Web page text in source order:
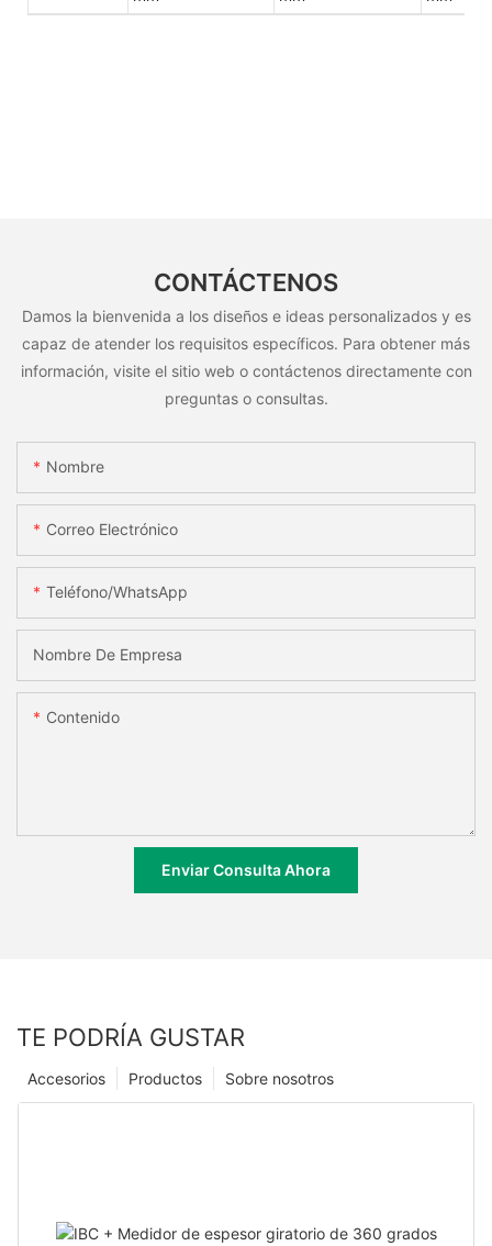
CONTÁCTENOS
Damos la bienvenida a los diseños e ideas personalizados y es
capaz de atender los requisitos específicos. Para obtener más
información, visite el sitio web o contáctenos directamente con
preguntas o consultas.
Nombre
Correo Electrónico
Teléfono/WhatsApp
Nombre De Empresa
Contenido
Enviar Consulta Ahora
TE PODRÍA GUSTAR
Sobre nosotros
Productos
Accesorios